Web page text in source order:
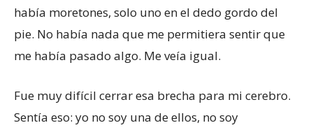
había moretones, solo uno en el dedo gordo del
pie. No había nada que me permitiera sentir que
me había pasado algo. Me veía igual.
Fue muy difícil cerrar esa brecha para mi cerebro.
Sentía eso: yo no soy una de ellos, no soy